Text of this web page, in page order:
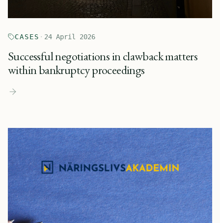
CASES · 24 April 2026
Successful negotiations in clawback matters
within bankruptcy proceedings